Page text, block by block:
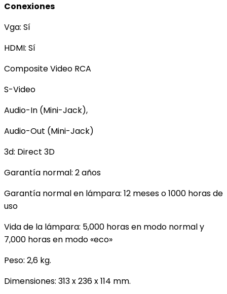
Conexiones
Vga: Sí
HDMI: Sí
Composite Video RCA
S-Video
Audio-In (Mini-Jack),
Audio-Out (Mini-Jack)
3d: Direct 3D
Garantía normal: 2 años
Garantía normal en lámpara: 12 meses o 1000 horas de
uso
Vida de la lámpara: 5,000 horas en modo normal y
7,000 horas en modo «eco»
Peso: 2,6 kg.
Dimensiones: 313 x 236 x 114 mm.